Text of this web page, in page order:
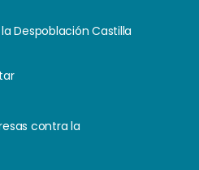
Despoblación Castilla
contra la